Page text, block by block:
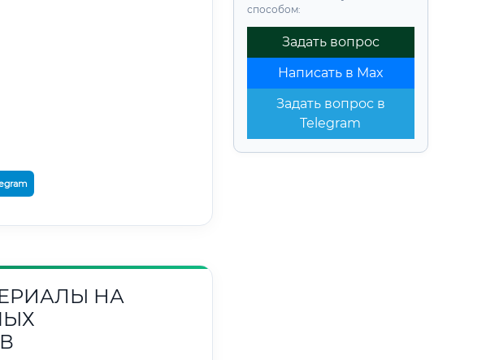
способом:
Задать вопрос
Написать в Max
Задать вопрос в
Telegram
НА